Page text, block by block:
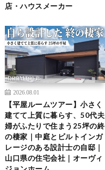
店・ハウスメーカー
2026.08.01
【平屋ルームツアー】小さく
建てて上質に暮らす、50代夫
婦がふたりで住まう25坪の終
の棲家｜中庭とビルトインガ
レージのある設計士の自邸｜
山口県の住宅会社｜オーヴィ